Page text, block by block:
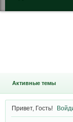
Активные темы
Привет, Гость!